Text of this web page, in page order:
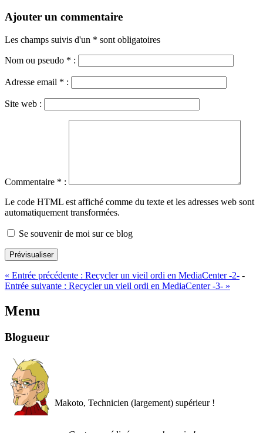
Ajouter un commentaire
Les champs suivis d'un * sont obligatoires
Nom ou pseudo * :
Adresse email * :
Site web :
Commentaire * :
Le code HTML est affiché comme du texte et les adresses web sont
automatiquement transformées.
Se souvenir de moi sur ce blog
Prévisualiser
« Entrée précédente : Recycler un vieil ordi en MediaCenter -2- -
Entrée suivante : Recycler un vieil ordi en MediaCenter -3- »
Menu
Blogueur
Makoto, Technicien (largement) supérieur !